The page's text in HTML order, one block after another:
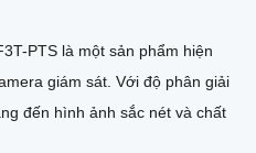
PTS là một sản phẩm hiện
Với độ phân giải
đến hình ảnh sắc nét và chất